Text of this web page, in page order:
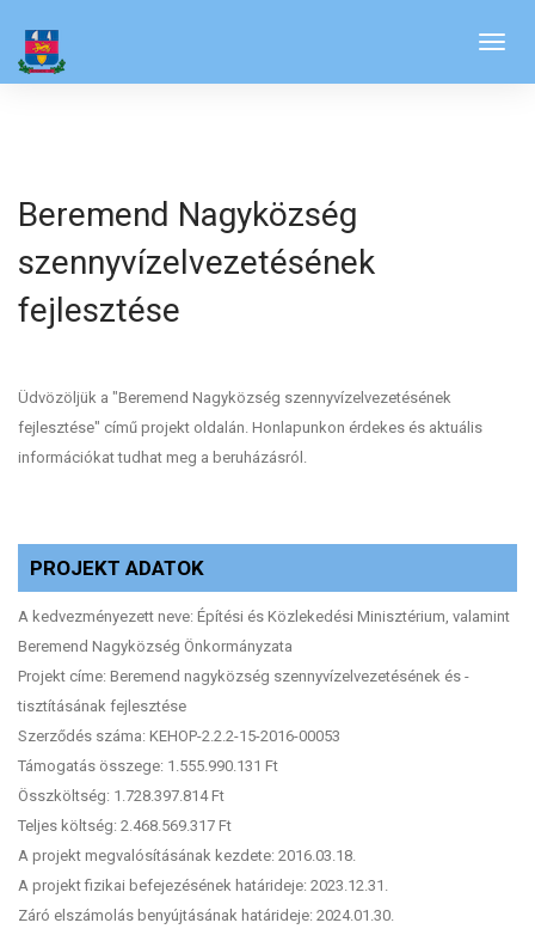
Beremend Nagyközség
szennyvízelvezetésének
fejlesztése
Üdvözöljük a "Beremend Nagyközség szennyvízelvezetésének
fejlesztése" című projekt oldalán. Honlapunkon érdekes és aktuális
információkat tudhat meg a beruházásról.
PROJEKT ADATOK
A kedvezményezett neve: Építési és Közlekedési Minisztérium, valamint
Beremend Nagyközség Önkormányzata
Projekt címe: Beremend nagyközség szennyvízelvezetésének és -
tisztításának fejlesztése
Szerződés száma: KEHOP-2.2.2-15-2016-00053
Támogatás összege: 1.555.990.131 Ft
Összköltség: 1.728.397.814 Ft
Teljes költség: 2.468.569.317 Ft
A projekt megvalósításának kezdete: 2016.03.18.
A projekt fizikai befejezésének határideje: 2023.12.31.
Záró elszámolás benyújtásának határideje: 2024.01.30.